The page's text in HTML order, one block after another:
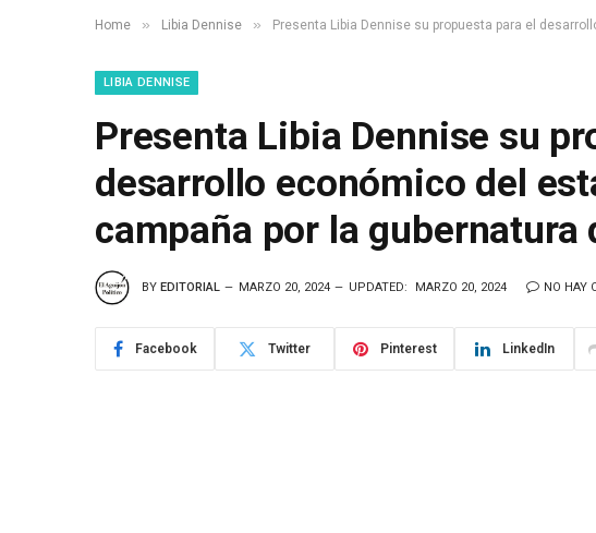
Home » Libia Dennise » Presenta Libia Dennise su propuesta para el
LIBIA DENNISE
Presenta Libia Dennise su
desarrollo económico del
campaña por la gubernatura
BY EDITORIAL MARZO 20, 2024 UPDATED: MARZO 20, 2024 NO HAY
Facebook Twitter Pinterest LinkedIn